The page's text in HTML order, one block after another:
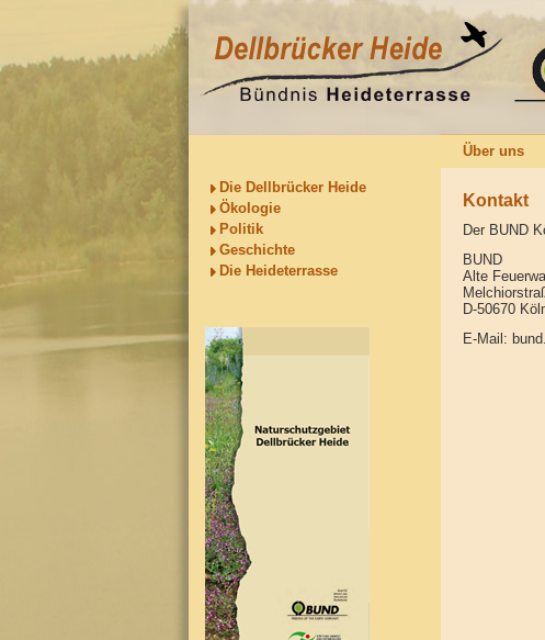
Die Dellbrücker Heide
Ökologie
Politik
Geschichte
Die Heideterrasse
Über uns
Kontakt
Der BUND
BUND
Alte
D-50670
E-Mail: